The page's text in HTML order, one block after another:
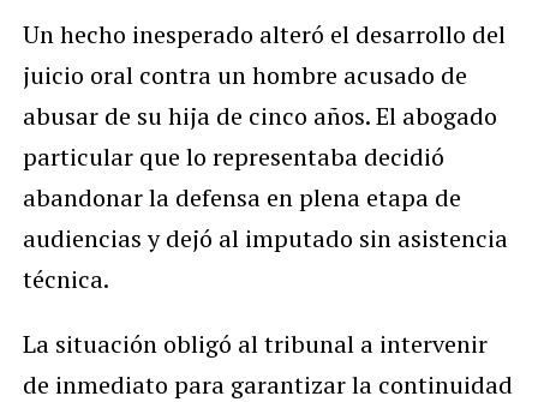
Un hecho inesperado alteró el desarrollo del
juicio oral contra un hombre acusado de
abusar de su hija de cinco años. El abogado
particular que lo representaba decidió
abandonar la defensa en plena etapa de
audiencias y dejó al imputado sin asistencia
técnica.
La situación obligó al tribunal a intervenir
de inmediato para garantizar la continuidad